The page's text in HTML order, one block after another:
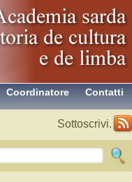
Contatti
Coordinatore
Sottoscrivi.